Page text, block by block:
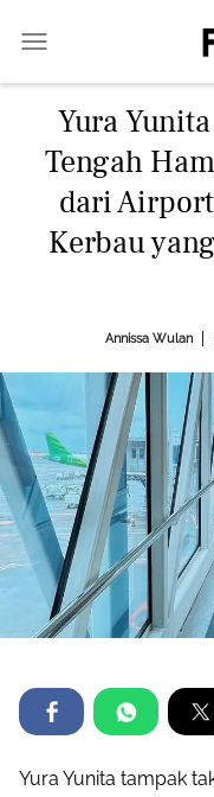
Yura
Tengah
dari
Kerbau
Annissa Wulan
Yura Yunita tampak